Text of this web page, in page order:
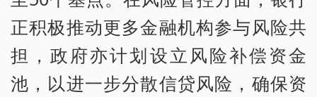
正积极推动更多金融机构参与风险共
担，政府亦计划设立风险补偿资金
池，以进一步分散信贷风险，确保资